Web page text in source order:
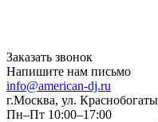
Заказать звонок
Напишите нам письмо
info@american-dj.ru
г.Москва, ул.
Пн–Пт 10:00–17:00